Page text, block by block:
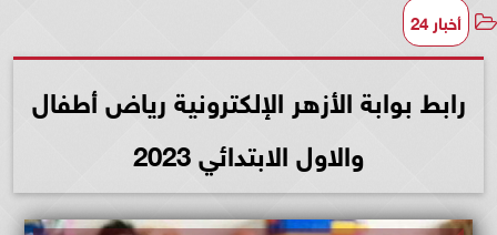
أخبار 24
رابط بوابة الأزهر الإلكترونية رياض أطفال
والاول الابتدائي 2023